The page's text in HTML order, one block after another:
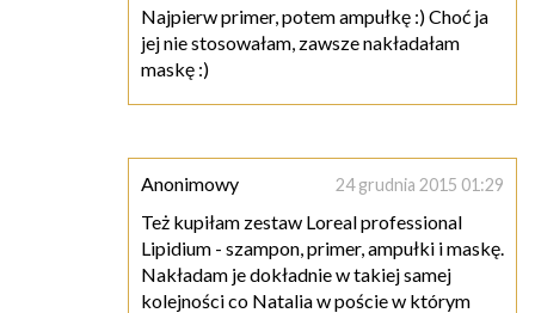
Najpierw primer, potem ampułkę :) Choć ja
jej nie stosowałam, zawsze nakładałam
maskę :)
Anonimowy 24 grudnia 2015 01:29
Też kupiłam zestaw Loreal professional
Lipidium - szampon, primer, ampułki i maskę.
Nakładam je dokładnie w takiej samej
kolejności co Natalia w poście w którym